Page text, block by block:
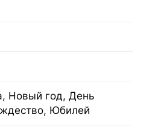
Новый год, День
Юбилей